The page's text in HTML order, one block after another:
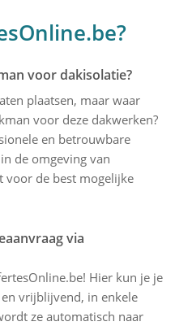
voor dakisolatie?
plaatsen, maar waar
voor deze dakwerken?
en betrouwbare
de omgeving van
voor de best mogelijke
via
Hier kun je je
vrijblijvend, in enkele
ze automatisch naar